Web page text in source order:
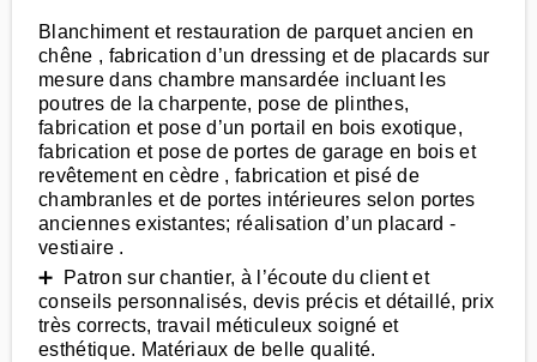
Blanchiment et restauration de parquet ancien en
chêne , fabrication d’un dressing et de placards sur
mesure dans chambre mansardée incluant les
poutres de la charpente, pose de plinthes,
fabrication et pose d’un portail en bois exotique,
fabrication et pose de portes de garage en bois et
revêtement en cèdre , fabrication et pisé de
chambranles et de portes intérieures selon portes
anciennes existantes; réalisation d’un placard -
vestiaire .
➕ Patron sur chantier, à l’écoute du client et
conseils personnalisés, devis précis et détaillé, prix
très corrects, travail méticuleux soigné et
esthétique. Matériaux de belle qualité.